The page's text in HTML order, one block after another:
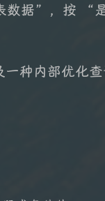
数据”，按 “
种内部优化查